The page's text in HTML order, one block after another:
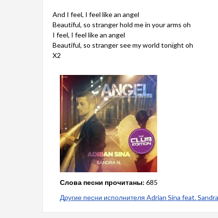
And I feel, I feel like an angel
Beautiful, so stranger hold me in your arms oh
I feel, I feel like an angel
Beautiful, so stranger see my world tonïght oh
X2
Слова песни прочитаны: 685
Другие песни исполнителя Adrian Sina feat.